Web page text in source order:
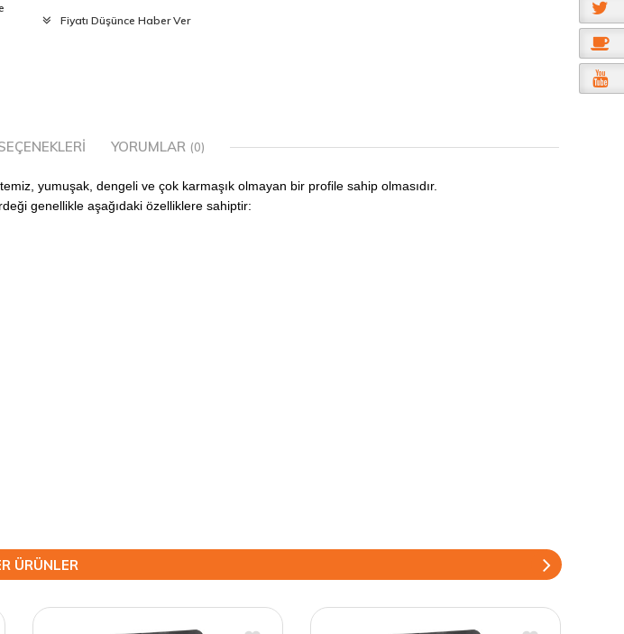
Fiyatı Düşünce Haber Ver
YORUMLAR (0)
yumuşak, dengeli ve çok karmaşık olmayan bir profile sahip olmasıdır.
genellikle aşağıdaki özelliklere sahiptir:
ÜRÜNLER